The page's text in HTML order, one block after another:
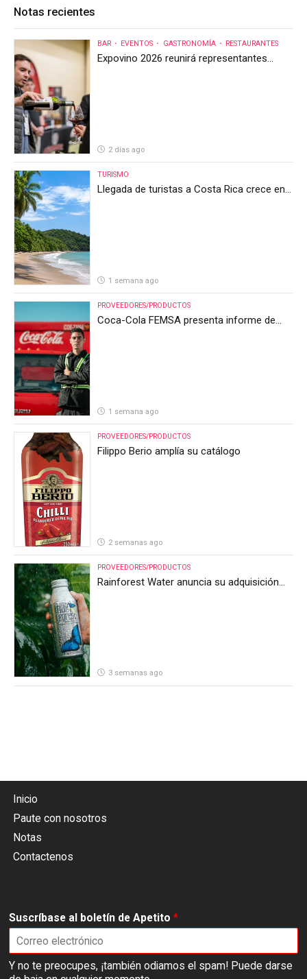
Notas recientes
BAR EVENTOS GASTRONOMÍA RESTAURANTES
Expovino 2026 reunirá representantes
2 días ago
TURISMO
Llegada de turistas a Costa Rica crece en
1 semana ago
PROVEEDORES/PRODUCTOS
Coca-Cola FEMSA presenta informe de
1 semana ago
PROVEEDORES/PRODUCTOS
Filippo Berio amplía su catálogo
2 semanas ago
PROVEEDORES/PRODUCTOS
Rainforest Water anuncia su adquisición
3 semanas ago
Inicio
Paute con nosotros
Notas
Contactenos
Suscríbase al boletín de Apetito *
Y no te preocupes, ¡también odiamos el spam! Puede darse